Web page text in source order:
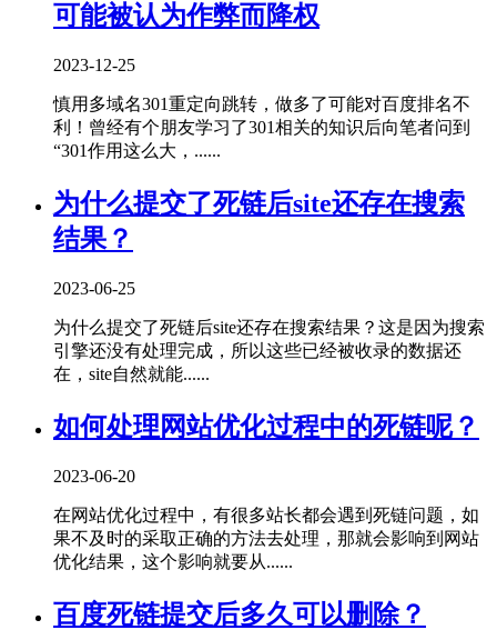
可能被认为作弊而降权
2023-12-25
慎用多域名301重定向跳转，做多了可能对百度排名不
利！曾经有个朋友学习了301相关的知识后向笔者问到
“301作用这么大，......
为什么提交了死链后site还存在搜索
结果？
2023-06-25
为什么提交了死链后site还存在搜索结果？这是因为搜索
引擎还没有处理完成，所以这些已经被收录的数据还
在，site自然就能......
如何处理网站优化过程中的死链呢？
2023-06-20
在网站优化过程中，有很多站长都会遇到死链问题，如
果不及时的采取正确的方法去处理，那就会影响到网站
优化结果，这个影响就要从......
百度死链提交后多久可以删除？